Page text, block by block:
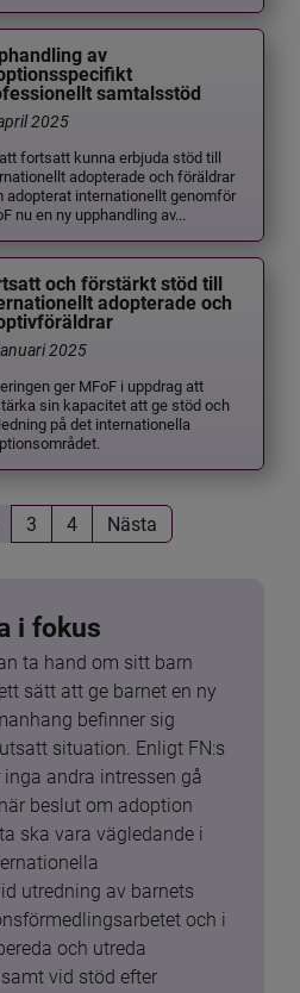
av
samtalsstöd
2025
fortsatt kunna erbjuda stöd till
adopterade och föräldrar
adopterat internationellt genomför
nu en ny upphandling av...
och förstärkt stöd till
adopterade och
2025
ger MFoF i uppdrag att
sin kapacitet att ge stöd och
på det internationella
3 4 Nästa
i fokus
ta hand om sitt barn
sätt att ge barnet en ny
befinner sig
situation. Enligt FN:s
andra intressen gå
beslut om adoption
ska vara vägledande i
utredning av barnets
och i
och utreda
vid stöd efter